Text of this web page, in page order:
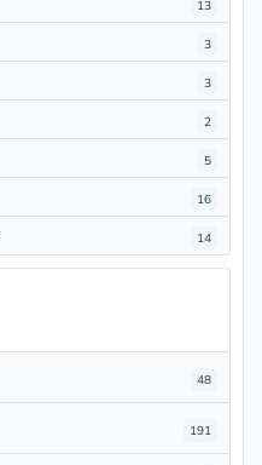
13
3
3
2
5
16
14
48
191